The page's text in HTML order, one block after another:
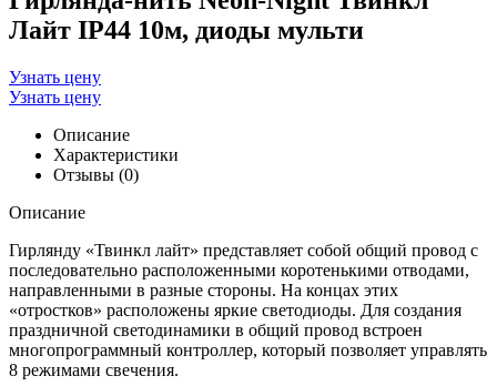
Лайт IP44 10м, диоды мульти
Узнать цену
Узнать цену
Описание
Характеристики
Отзывы (0)
Описание
Гирлянду «Твинкл лайт» представляет собой общий провод с
последовательно расположенными коротенькими отводами,
направленными в разные стороны. На концах этих
«отростков» расположены яркие светодиоды. Для создания
праздничной светодинамики в общий провод встроен
многопрограммный контроллер, который позволяет управлять
8 режимами свечения.